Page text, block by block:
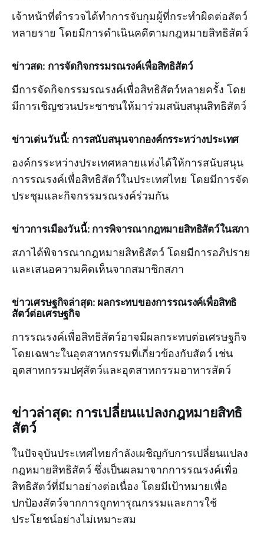
เจ้าหน้าที่ตำรวจได้ทำการจับกุมผู้ที่กระทำผิดต่อสัตว์
หลายราย โดยมีการดำเนินคดีตามกฎหมายสิทธิสัตว์
ข่าวสด: การจัดกิจกรรมรณรงค์เพื่อสิทธิสัตว์
มีการจัดกิจกรรมรณรงค์เพื่อสิทธิสัตว์หลายครั้ง โดย
มีการเชิญชวนประชาชนให้มาร่วมสนับสนุนสิทธิสัตว์
ข่าวเด่นวันนี้: การสนับสนุนจากองค์กรระหว่างประเทศ
องค์กรระหว่างประเทศหลายแห่งได้ให้การสนับสนุน
การรณรงค์เพื่อสิทธิสัตว์ในประเทศไทย โดยมีการจัด
ประชุมและกิจกรรมรณรงค์ร่วมกัน
ข่าวการเมืองวันนี้: การพิจารณากฎหมายสิทธิสัตว์ในสภา
สภาได้พิจารณากฎหมายสิทธิสัตว์ โดยมีการอภิปราย
และเสนอความคิดเห็นจากสมาชิกสภา
ข่าวเศรษฐกิจล่าสุด: ผลกระทบของการรณรงค์เพื่อสิทธิ
สัตว์ต่อเศรษฐกิจ
การรณรงค์เพื่อสิทธิสัตว์อาจมีผลกระทบต่อเศรษฐกิจ
โดยเฉพาะในอุตสาหกรรมที่เกี่ยวข้องกับสัตว์ เช่น
อุตสาหกรรมปศุสัตว์และอุตสาหกรรมอาหารสัตว์
ข่าวล่าสุด: การเปลี่ยนแปลงกฎหมายสิทธิ
สัตว์
ในปัจจุบันประเทศไทยกำลังเผชิญกับการเปลี่ยนแปลง
กฎหมายสิทธิสัตว์ ซึ่งเป็นผลมาจากการรณรงค์เพื่อ
สิทธิสัตว์ที่มีมาอย่างต่อเนื่อง โดยมีเป้าหมายเพื่อ
ปกป้องสัตว์จากการถูกทารุณกรรมและการใช้
ประโยชน์อย่างไม่เหมาะสม